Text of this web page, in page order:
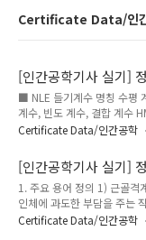
Certificate Data/인
[인간공학기사 실기]
침(NLE)
■ NLE 들기계수 명칭 수평
계수, 빈도 계수, 결합 계수
Multiplier)VM(수직계수,
Multiplier)FM(빈도계수,
Coupling Multiplier) ■
적 기준, 생체역학적 기준,
들기지수(LI) 평가 및 조치
들기 지수(LI 지수)가 1 이하
Certificate Data/인간공학
[인간공학기사 실기]
관리 프로그램 및 부
1. 주요 용어 정의 1) 근골격
인체에 과도한 부담을 주는
업장 구조 등에 따라 고용노
Certificate Data/인간공학